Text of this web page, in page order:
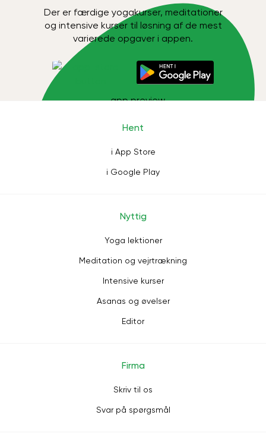
Der er færdige yogakurser, meditationer
og intensive kurser til løsning af de mest
varierede opgaver i appen.
Hent
i App Store
i Google Play
Nyttig
Yoga lektioner
Meditation og vejrtrækning
Intensive kurser
Asanas og øvelser
Editor
Firma
Skriv til os
Svar på spørgsmål